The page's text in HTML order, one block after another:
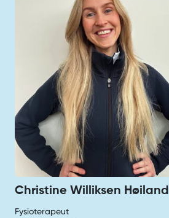
Christine Williksen Høiland
Fysioterapeut